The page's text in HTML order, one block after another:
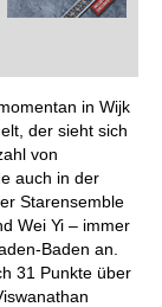
in Wijk
der sieht sich
von
auch in der
Starensemble
Wei Yi – immer
Baden an.
31 Punkte über